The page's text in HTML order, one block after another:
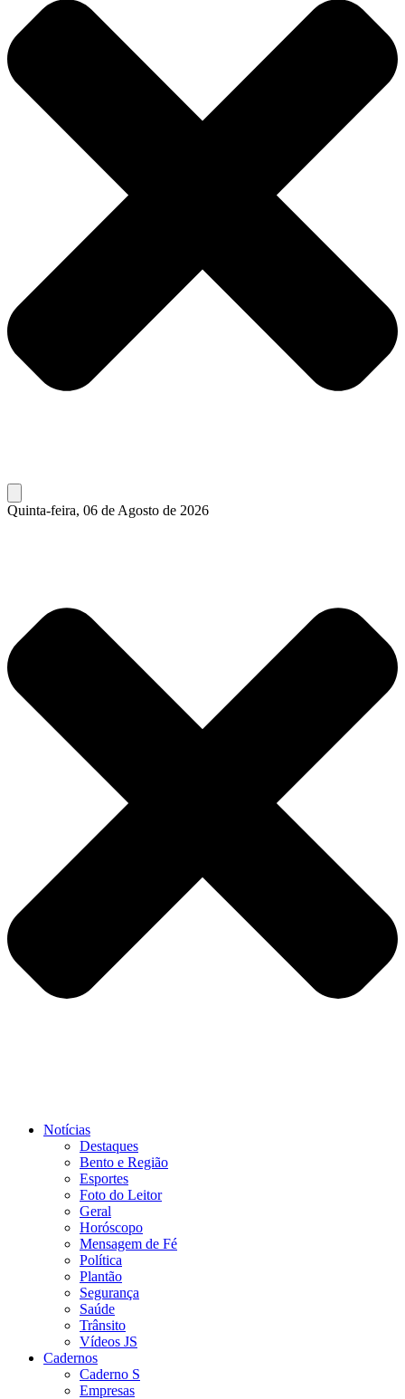
Quinta-feira, 06 de Agosto de 2026
Notícias
Destaques
Bento e Região
Esportes
Foto do Leitor
Geral
Horóscopo
Mensagem de Fé
Política
Plantão
Segurança
Saúde
Trânsito
Vídeos JS
Cadernos
Caderno S
Empresas